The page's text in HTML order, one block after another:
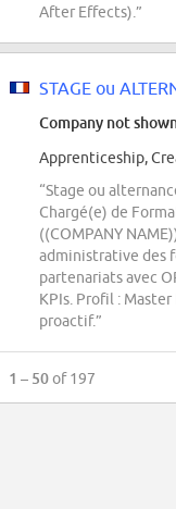
After Effects).”
STAGE ou
Company not
Apprenticeship,
“Stage ou
Chargé(e) de
((COMPANY
administrative des
partenariats avec
KPIs. Profil :
proactif.”
1 – 50of 197